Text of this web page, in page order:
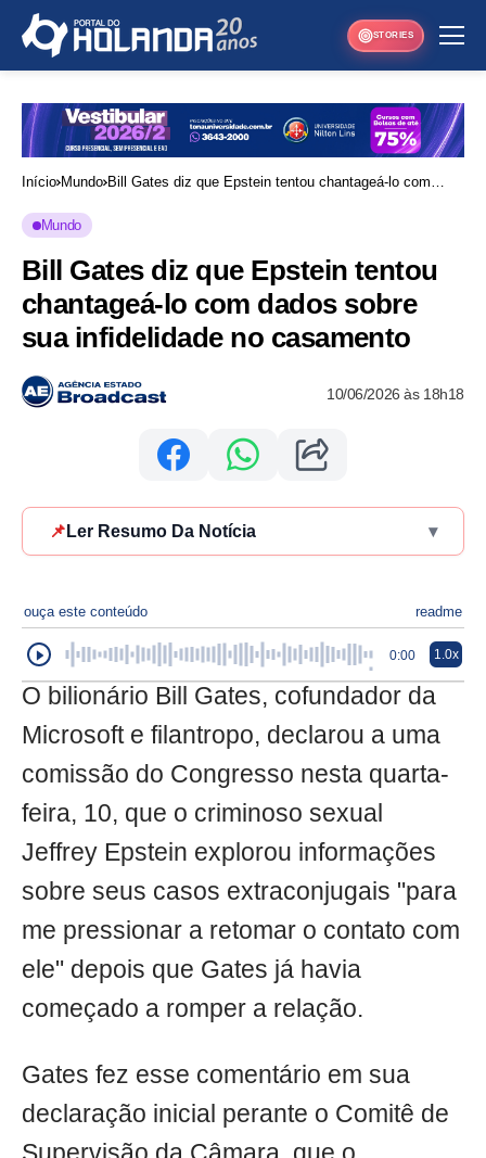
STORIES
Início Mundo Bill Gates diz que Epstein tentou chantageá-lo com
Mundo
Bill Gates diz que Epstein tentou
chantageá-lo com dados sobre
sua infidelidade no casamento
10/06/2026 às 18h18
📌 Ler Resumo Da Notícia ▾
ouça este conteúdo readme
0:00 1.0x
O bilionário Bill Gates, cofundador da
Microsoft e filantropo, declarou a uma
comissão do Congresso nesta quarta-
feira, 10, que o criminoso sexual
Jeffrey Epstein explorou informações
sobre seus casos extraconjugais "para
me pressionar a retomar o contato com
ele" depois que Gates já havia
começado a romper a relação.
Gates fez esse comentário em sua
declaração inicial perante o Comitê de